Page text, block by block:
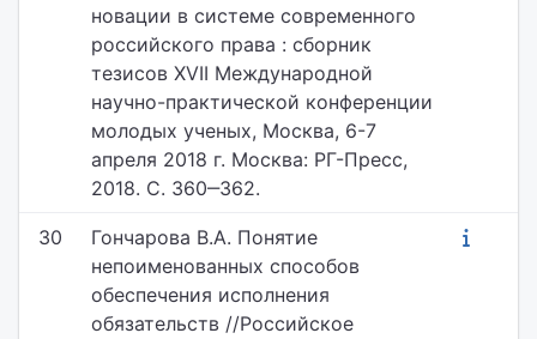
новации в системе современного
российского права : сборник
тезисов XVII Международной
научно-практической конференции
молодых ученых, Москва, 6-7
апреля 2018 г. Москва: РГ-Пресс,
2018. С. 360‒362.
30
Гончарова В.А. Понятие
непоименованных способов
обеспечения исполнения
обязательств //Российское